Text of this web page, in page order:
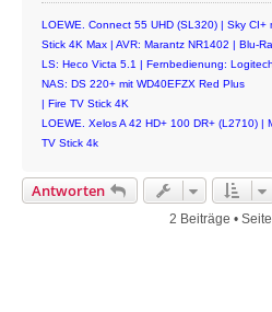
LOEWE. Connect 55 UHD (SL320) | Sky CI+
Stick 4K Max | AVR: Marantz NR1402 | Blu-
LS: Heco Victa 5.1 | Fernbedienung:
NAS: DS 220+ mit WD40EFZX Red Plus
| Fire TV Stick 4K
LOEWE. Xelos A 42 HD+ 100 DR+ (L2710) |
TV Stick 4k
Antworten
2 Beiträge • Seite